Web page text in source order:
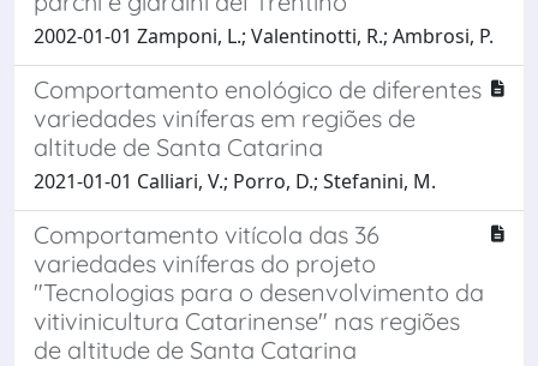
2002-01-01 Zamponi, L.; Valentinotti, R.; Ambrosi, P.
Comportamento enológico de diferentes
variedades viníferas em regiões de
altitude de Santa Catarina
2021-01-01 Calliari, V.; Porro, D.; Stefanini, M.
Comportamento vitícola das 36
variedades viníferas do projeto
"Tecnologias para o desenvolvimento da
vitivinicultura Catarinense" nas regiões
de altitude de Santa Catarina